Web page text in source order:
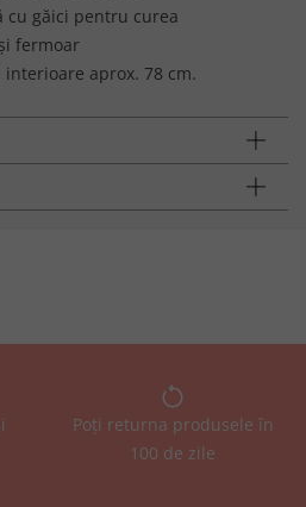
cu găici pentru curea
fermoar
aprox. 78 cm.
Poți returna produsele în
100 de zile